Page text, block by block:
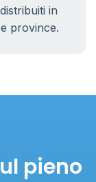
in
province.
pieno